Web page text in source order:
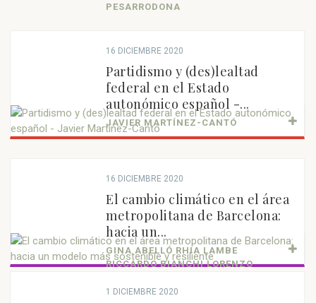
PESARRODONA
16 DICIEMBRE 2020
Partidismo y (des)lealtad
federal en el Estado
autonómico español -...
JAVIER MARTÍNEZ-CANTÓ
16 DICIEMBRE 2020
El cambio climático en el área
metropolitana de Barcelona:
hacia un...
GINA ABELLÓ RHIA LAMBE
RICCARDO BIANCHI LORENZO
1 DICIEMBRE 2020